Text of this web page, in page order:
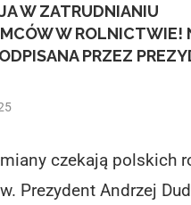
W ZATRUDNIANIU
W ROLNICTWIE!
PRZEZ
czekają polskich
Prezydent Andrzej